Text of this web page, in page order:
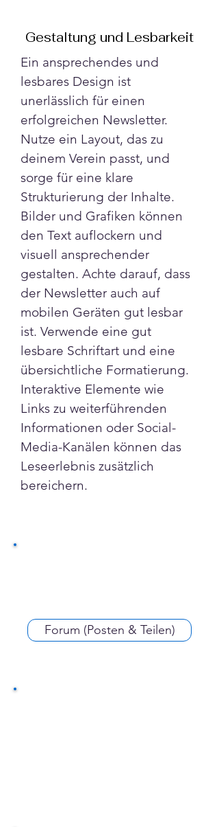
Gestaltung und Lesbarkeit
Ein ansprechendes und
lesbares Design ist
unerlässlich für einen
erfolgreichen Newsletter.
Nutze ein Layout, das zu
deinem Verein passt, und
sorge für eine klare
Strukturierung der Inhalte.
Bilder und Grafiken können
den Text auflockern und
visuell ansprechender
gestalten. Achte darauf, dass
der Newsletter auch auf
mobilen Geräten gut lesbar
ist. Verwende eine gut
lesbare Schriftart und eine
übersichtliche Formatierung.
Interaktive Elemente wie
Links zu weiterführenden
Informationen oder Social-
Media-Kanälen können das
Leseerlebnis zusätzlich
bereichern.
Forum (Posten & Teilen)